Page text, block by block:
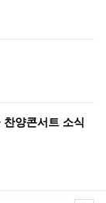
양콘서트 소식